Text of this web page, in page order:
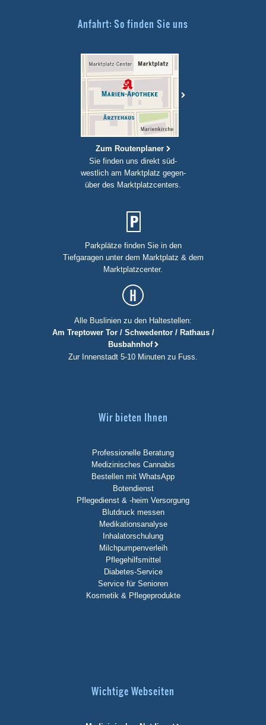
Anfahrt: So finden Sie uns
Zum Routenplaner
Sie finden uns direkt süd-
westlich am Marktplatz gegen-
über des Marktplatzcenters.
Parkplätze finden Sie in den
Tiefgaragen unter dem Marktplatz & dem
Marktplatzcenter.
Alle Buslinien zu den Haltestellen:
Am Treptower Tor / Schwedentor / Rathaus /
Busbahnhof
Zur Innenstadt 5-10 Minuten zu Fuss.
Wir bieten Ihnen
Professionelle Beratung
Medizinisches Cannabis
Bestellen mit WhatsApp
Botendienst
Pflegedienst & -heim Versorgung
Blutdruck messen
Medikationsanalyse
Inhalatorschulung
Milchpumpenverleih
Pflegehilfsmittel
Diabetes-Service
Service für Senioren
Kosmetik & Pflegeprodukte
Wichtige Webseiten